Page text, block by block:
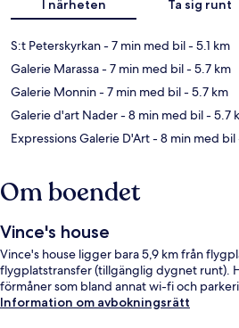
I närheten Ta sig runt
S:t Peterskyrkan- 7 min med bil- 5.1 km
Galerie Marassa- 7 min med bil- 5.7 km
Galerie Monnin- 7 min med bil- 5.7 km
Galerie d'art Nader- 8 min med bil- 5.7
Expressions Galerie D'Art- 8 min med bil
Om boendet
Vince's house
Vince's house ligger bara 5,9 km från
flygplatstransfer (tillgänglig dygnet runt).
förmåner som bland annat wi-fi och
Information om avbokningsrätt